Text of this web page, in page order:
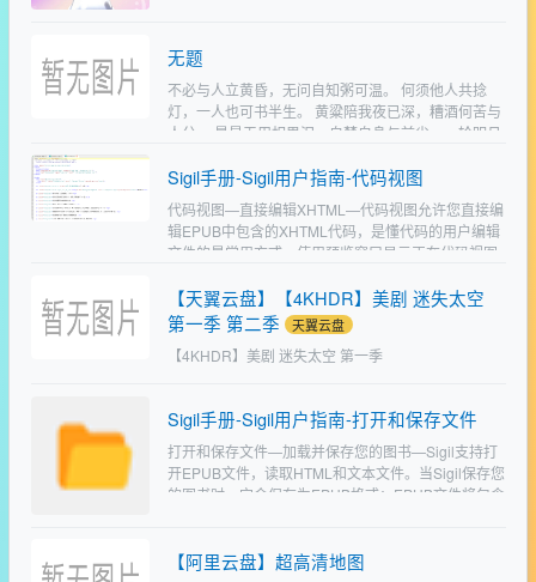
无题
不必与人立黄昏，无问自知粥可温。 何须他人共捻
灯，一人也可书半生。 黄粱陪我夜已深，糟酒何苦与
人分。 最是无用相思泪，自梦自身与前尘。一轮明月
Sigil手册-Sigil用户指南-代码视图
代码视图—直接编辑XHTML—代码视图允许您直接编
辑EPUB中包含的XHTML代码，是懂代码的用户编辑
文件的最常用方式。使用预览窗口显示正在代码视图
大，但…
【天翼云盘】【4KHDR】美剧 迷失太空
第一季 第二季
天翼云盘
【4KHDR】美剧 迷失太空 第一季
[62.87GB]https://cloud.189.c…
Sigil手册-Sigil用户指南-打开和保存文件
打开和保存文件—加载并保存您的图书—Sigil支持打
开EPUB文件，读取HTML和文本文件。当Sigil保存您
的图书时，它会保存为EPUB格式：EPUB文件将包含
【阿里云盘】超高清地图